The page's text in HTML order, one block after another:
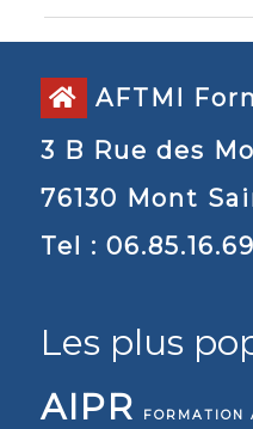
AFTMI
3 B Rue des
76130 Mont
Tel :
Les plus
AIPR FORMATION